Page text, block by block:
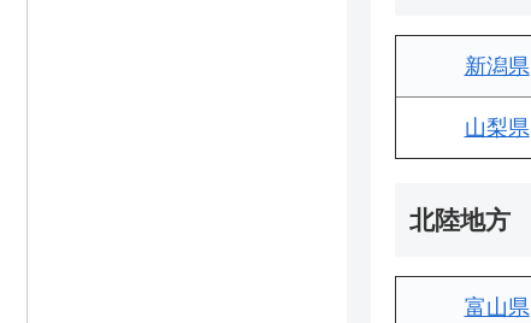
新潟県
山梨県
北陸地方
富山県